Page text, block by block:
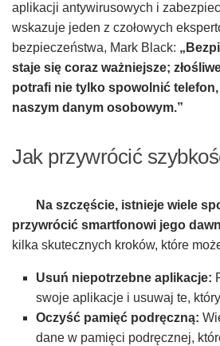
aplikacji antywirusowych i
wskazuje jeden z czołowych
bezpieczeństwa, Mark Black:
staje się coraz ważniejsze;
potrafi nie tylko spowolnić telefon,
naszym danym osobowym.”
Jak przywrócić
Na szczęście, istnieje wiele
przywrócić smartfonowi jego
kilka skutecznych kroków, które
Usuń niepotrzebne aplikacje:
swoje aplikacje i usuwaj te,
Oczyść pamięć podręczną:
dane w pamięci podręcznej,